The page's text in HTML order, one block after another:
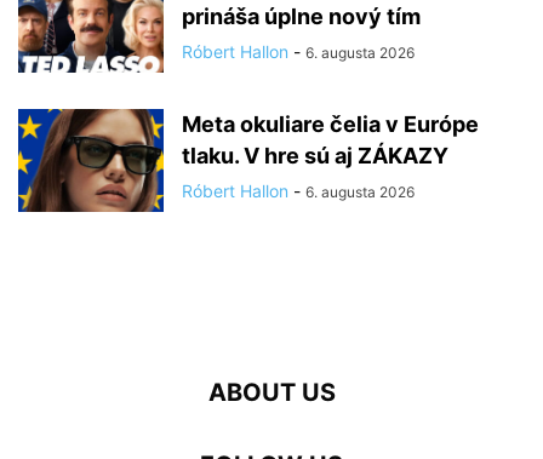
prináša úplne nový tím
Róbert Hallon - 6. augusta 2026
Meta okuliare čelia v Európe
tlaku. V hre sú aj ZÁKAZY
Róbert Hallon - 6. augusta 2026
ABOUT US